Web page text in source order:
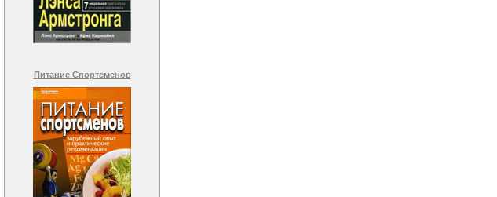
Питание Спортсменов